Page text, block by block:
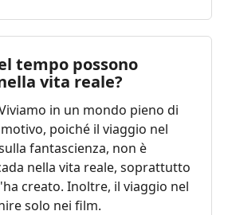
tempo possono
vita reale?
in un mondo pieno di
poiché il viaggio nel
fantascienza, non è
nella vita reale, soprattutto
creato. Inoltre, il viaggio nel
solo nei film.